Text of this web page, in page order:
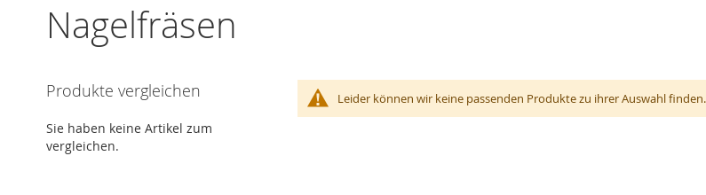
Nagelfräsen
Leider können wir keine passenden Produkte zu ihrer Auswahl finden.
Produkte vergleichen
Sie haben keine Artikel zum
vergleichen.